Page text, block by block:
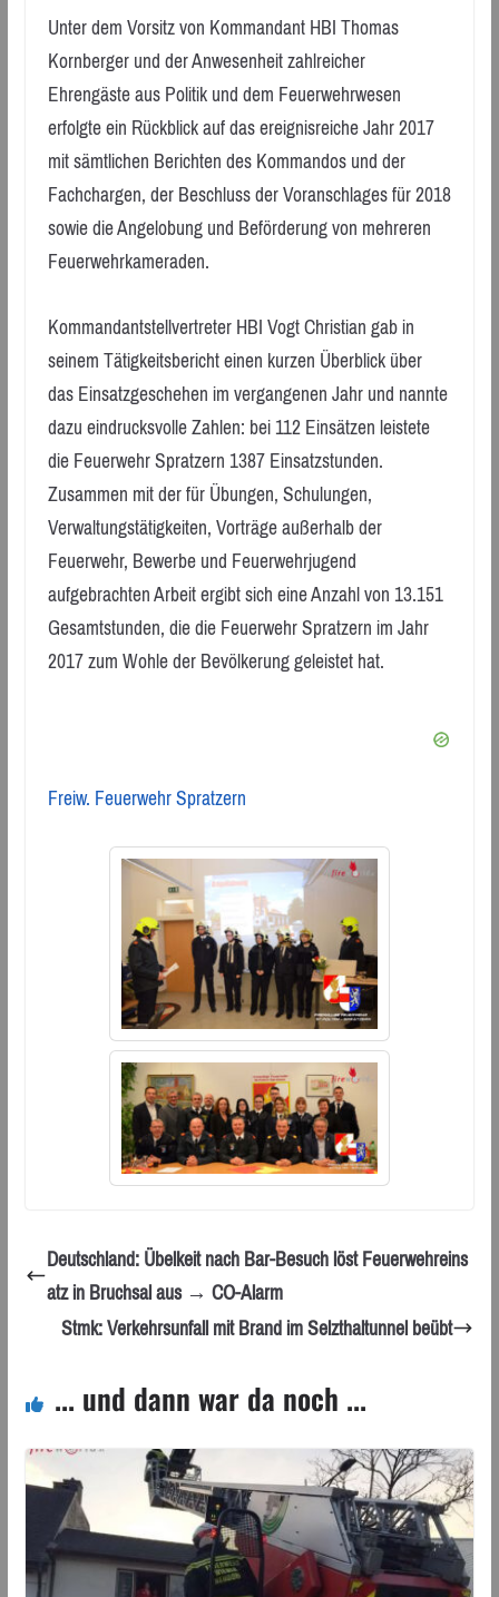
Unter dem Vorsitz von Kommandant HBI Thomas
Kornberger und der Anwesenheit zahlreicher
Ehrengäste aus Politik und dem Feuerwehrwesen
erfolgte ein Rückblick auf das ereignisreiche Jahr 2017
mit sämtlichen Berichten des Kommandos und der
Fachchargen, der Beschluss der Voranschlages für 2018
sowie die Angelobung und Beförderung von mehreren
Feuerwehrkameraden.
Kommandantstellvertreter HBI Vogt Christian gab in
seinem Tätigkeitsbericht einen kurzen Überblick über
das Einsatzgeschehen im vergangenen Jahr und nannte
dazu eindrucksvolle Zahlen: bei 112 Einsätzen leistete
die Feuerwehr Spratzern 1387 Einsatzstunden.
Zusammen mit der für Übungen, Schulungen,
Verwaltungstätigkeiten, Vorträge außerhalb der
Feuerwehr, Bewerbe und Feuerwehrjugend
aufgebrachten Arbeit ergibt sich eine Anzahl von 13.151
Gesamtstunden, die die Feuerwehr Spratzern im Jahr
2017 zum Wohle der Bevölkerung geleistet hat.
Freiw. Feuerwehr Spratzern
Deutschland: Übelkeit nach Bar-Besuch löst Feuerwehreins
atz in Bruchsal aus → CO-Alarm
Stmk: Verkehrsunfall mit Brand im Selzthaltunnel beübt
... und dann war da noch ...